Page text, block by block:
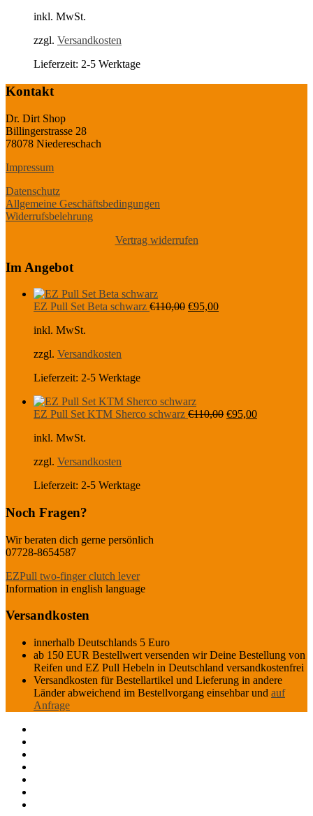
inkl. MwSt.
zzgl. Versandkosten
Lieferzeit: 2-5 Werktage
Kontakt
Dr. Dirt Shop
Billingerstrasse 28
78078 Niedereschach
Impressum
Datenschutz
Allgemeine Geschäftsbedingungen
Widerrufsbelehrung
Vertrag widerrufen
Im Angebot
EZ Pull Set Beta schwarz €110,00 Ursprünglicher
€95,00Aktueller
inkl. MwSt.
zzgl. Versandkosten
Lieferzeit: 2-5 Werktage
EZ Pull Set KTM Sherco schwarz €110,00 Ursprünglicher
€95,00Aktueller
inkl. MwSt.
zzgl. Versandkosten
Lieferzeit: 2-5 Werktage
Noch Fragen?
Wir beraten dich gerne persönlich
07728-8654587
EZPull two-finger clutch lever
Information in english language
Versandkosten
innerhalb Deutschlands 5 Euro
ab 150 EUR Bestellwert versenden wir Deine Bestellung von
Reifen und EZ Pull Hebeln in Deutschland versandkostenfrei
Versandkosten für Bestellartikel und Lieferung in andere
Länder abweichend im Bestellvorgang einsehbar und auf
Anfrage